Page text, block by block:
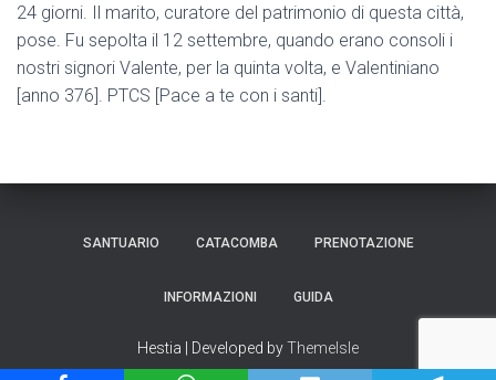
24 giorni. Il marito, curatore del patrimonio di questa città,
pose. Fu sepolta il 12 settembre, quando erano consoli i
nostri signori Valente, per la quinta volta, e Valentiniano
[anno 376]. PTCS [Pace a te con i santi].
SANTUARIO CATACOMBA PRENOTAZIONE
INFORMAZIONI GUIDA
Hestia | Developed byThemeIsle